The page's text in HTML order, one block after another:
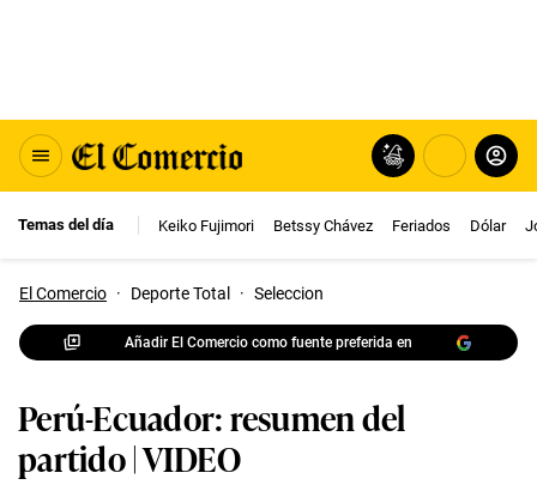
Temas del día Keiko Fujimori Betssy Chávez Feriados Dólar
El Comercio · Deporte Total · Seleccion
Añadir El Comercio como fuente preferida en
Perú-Ecuador: resumen del
partido | VIDEO